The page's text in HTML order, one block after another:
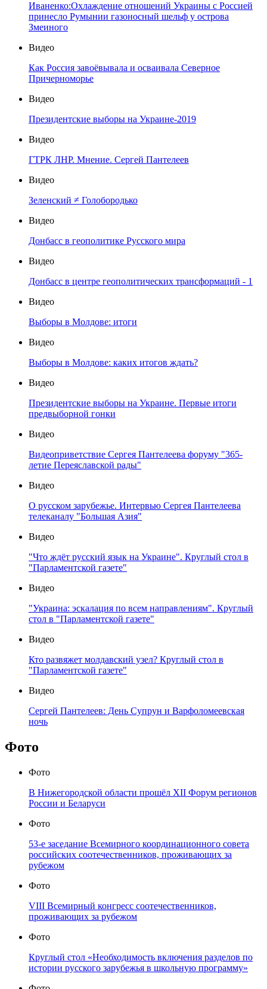
Иваненко:Охлаждение отношений Украины с Россией
принесло Румынии газоносный шельф у острова
Змеиного
Видео
Как Россия завоёвывала и осваивала Северное
Причерноморье
Видео
Президентские выборы на Украине-2019
Видео
ГТРК ЛНР. Мнение. Сергей Пантелеев
Видео
Зеленский ≠ Голобородько
Видео
Донбасс в геополитике Русского мира
Видео
Донбасс в центре геополитических трансформаций - 1
Видео
Выборы в Молдове: итоги
Видео
Выборы в Молдове: каких итогов ждать?
Видео
Президентские выборы на Украине. Первые итоги
предвыборной гонки
Видео
Видеоприветствие Сергея Пантелеева форуму "365-
летие Переяславской рады"
Видео
О русском зарубежье. Интервью Сергея Пантелеева
телеканалу "Большая Азия"
Видео
"Что ждёт русский язык на Украине". Круглый стол в
"Парламентской газете"
Видео
"Украина: эскалация по всем направлениям". Круглый
стол в "Парламентской газете"
Видео
Кто развяжет молдавский узел? Круглый стол в
"Парламентской газете"
Видео
Сергей Пантелеев: День Супрун и Варфоломеевская
ночь
Фото
Фото
В Нижегородской области прошёл XII Форум регионов
России и Беларуси
Фото
53-е заседание Всемирного координационного совета
российских соотечественников, проживающих за
рубежом
Фото
VIII Всемирный конгресс соотечественников,
проживающих за рубежом
Фото
Круглый стол «Необходимость включения разделов по
истории русского зарубежья в школьную программу»